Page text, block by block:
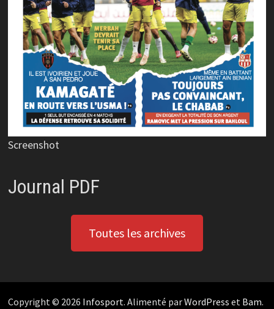
Screenshot
Journal PDF
Toutes les archives
Copyright © 2026 Infosport. Alimenté parWordPress et Bam.